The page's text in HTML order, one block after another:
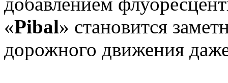
«Pibal» становится
дорожного движения